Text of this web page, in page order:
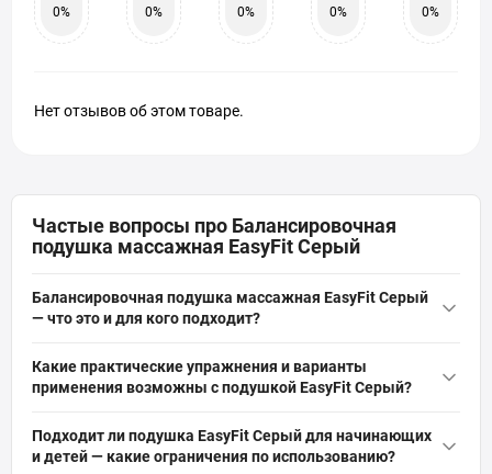
0% 0% 0% 0% 0%
Нет отзывов об этом товаре.
Частые вопросы про Балансировочная
подушка массажная EasyFit Серый
Балансировочная подушка массажная EasyFit Серый
— что это и для кого подходит?
частично наполненный воздухом резиновый диск с
предназначенный для тренировки равновесия,
проприоцепции и укрепления мышц-стабилизаторов.
Какие практические упражнения и варианты
применения возможны с подушкой EasyFit Серый?
балансировочных планок, динамических переходов, сидения
Подходит ли подушка EasyFit Серый для начинающих
и детей — какие ограничения по использованию?